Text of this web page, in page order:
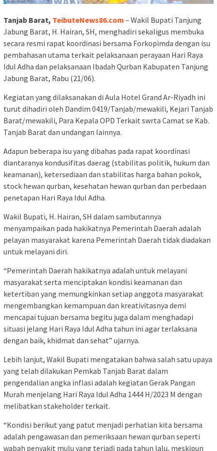
Tanjab Barat, TeibuteNews86.com – Wakil Bupati Tanjung
Jabung Barat, H. Hairan, SH, menghadiri sekaligus membuka
secara resmi rapat koordinasi bersama Forkopimda dengan isu
pembahasan utama terkait pelaksanaan perayaan Hari Raya
Idul Adha dan pelaksanaan Ibadah Qurban Kabupaten Tanjung
Jabung Barat, Rabu (21/06).
Kegiatan yang dilaksanakan di Aula Hotel Grand Ar-Riyadh ini
turut dihadiri oleh Dandim 0419/Tanjab/mewakili, Kejari Tanjab
Barat/mewakili, Para Kepala OPD Terkait swrta Camat se Kab.
Tanjab Barat dan undangan lainnya.
Adapun beberapa isu yang dibahas pada rapat koordinasi
diantaranya kondusifitas daerag (stabilitas politik, hukum dan
keamanan), ketersediaan dan stabilitas harga bahan pokok,
stock hewan qurban, kesehatan hewan qurban dan perbedaan
penetapan Hari Raya Idul Adha.
Wakil Bupati, H. Hairan, SH dalam sambutannya
menyampaikan pada hakikatnya Pemerintah Daerah adalah
pelayan masyarakat karena Pemerintah Daerah tidak diadakan
untuk melayani diri.
“Pemerintah Daerah hakikatnya adalah untuk melayani
masyarakat serta menciptakan kondisi keamanan dan
ketertiban yang memungkinkan setiap anggota masyarakat
mengembangkan kemampuan dan kreativitasnya demi
mencapai tujuan bersama begitu juga dalam menghadapi
situasi jelang Hari Raya Idul Adha tahun ini agar terlaksana
dengan baik, khidmat dan sehat” ujarnya.
Lebih lanjut, Wakil Bupati mengatakan bahwa salah satu upaya
yang telah dilakukan Pemkab Tanjab Barat dalam
pengendalian angka inflasi adalah kegiatan Gerak Pangan
Murah menjelang Hari Raya Idul Adha 1444 H/2023 M dengan
melibatkan stakeholder terkait.
“Kondisi berikut yang patut menjadi perhatian kita bersama
adalah pengawasan dan pemeriksaan hewan qurban seperti
wabah penyakit mulu yang terjadi pada tahun lalu, meskipun